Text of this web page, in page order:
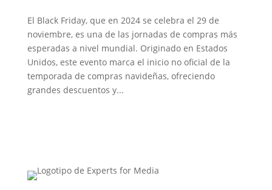
El Black Friday, que en 2024 se celebra el 29 de
noviembre, es una de las jornadas de compras más
esperadas a nivel mundial. Originado en Estados
Unidos, este evento marca el inicio no oficial de la
temporada de compras navideñas, ofreciendo
grandes descuentos y...